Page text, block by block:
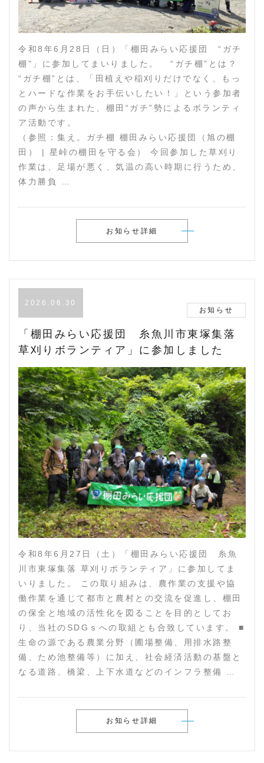
令和8年6月28日（日）「棚田みらい応援団 “ガチ
棚”」に参加してまいりました。 “ガチ棚”とは？
“ガチ棚”とは、「田植えや稲刈りだけでなく、もっ
とハードな作業をお手伝いしたい！」という参加者
の声から生まれた、棚田“ガチ”勢によるボランティ
ア活動です。
（参照：集え。ガチ棚 棚田みらい応援団（旭の棚
田） | 星峠の棚田を守る会） 今回参加した草刈り
作業は、足場が悪く、気温の高い時期に行うため、
体力勝負 …
お知らせ詳細
2026.06.30
お知らせ
「棚田みらい応援団 糸魚川市東塚集落
草刈りボランティア」に参加しました
令和8年6月27日（土）「棚田みらい応援団 糸魚
川市東塚集落 草刈りボランティア」に参加してま
いりました。 この取り組みは、農作業の支援や協
働作業を通じて都市と農村との交流を促進し、棚田
の保全と地域の活性化を図ることを目的としてお
り、当社のSDGｓへの取組とも合致しています。 ■
生命の源である農業分野（圃場整備、用排水路整
備、ため池整備等）に加え、社会経済活動の基盤と
なる道路、橋梁、上下水道などのインフラ整備 …
お知らせ詳細